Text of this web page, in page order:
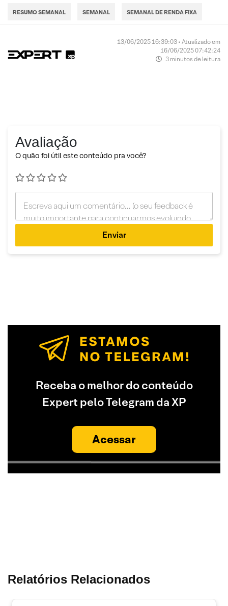
RESUMO SEMANAL SEMANAL SEMANAL DE RENDA FIXA
13/06/2025 16:39:03 • Atualizado em
16/06/2025 07:42:24
3 minutos de leitura
Avaliação
O quão foi útil este conteúdo pra você?
Enviar
Receba o melhor do conteúdo
Expert pelo Telegram da XP
Acessar
Relatórios Relacionados